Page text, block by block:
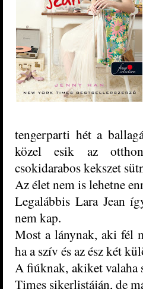
tengerparti hét a
közel esik az
csokidarabos kekszet
Az élet nem is lehetne
Legalábbis Lara Jean
nem kap.
Most a lánynak, aki fél
ha a szív és az ész két
A fiúknak, akiket valaha
Times sikerlistáján, de